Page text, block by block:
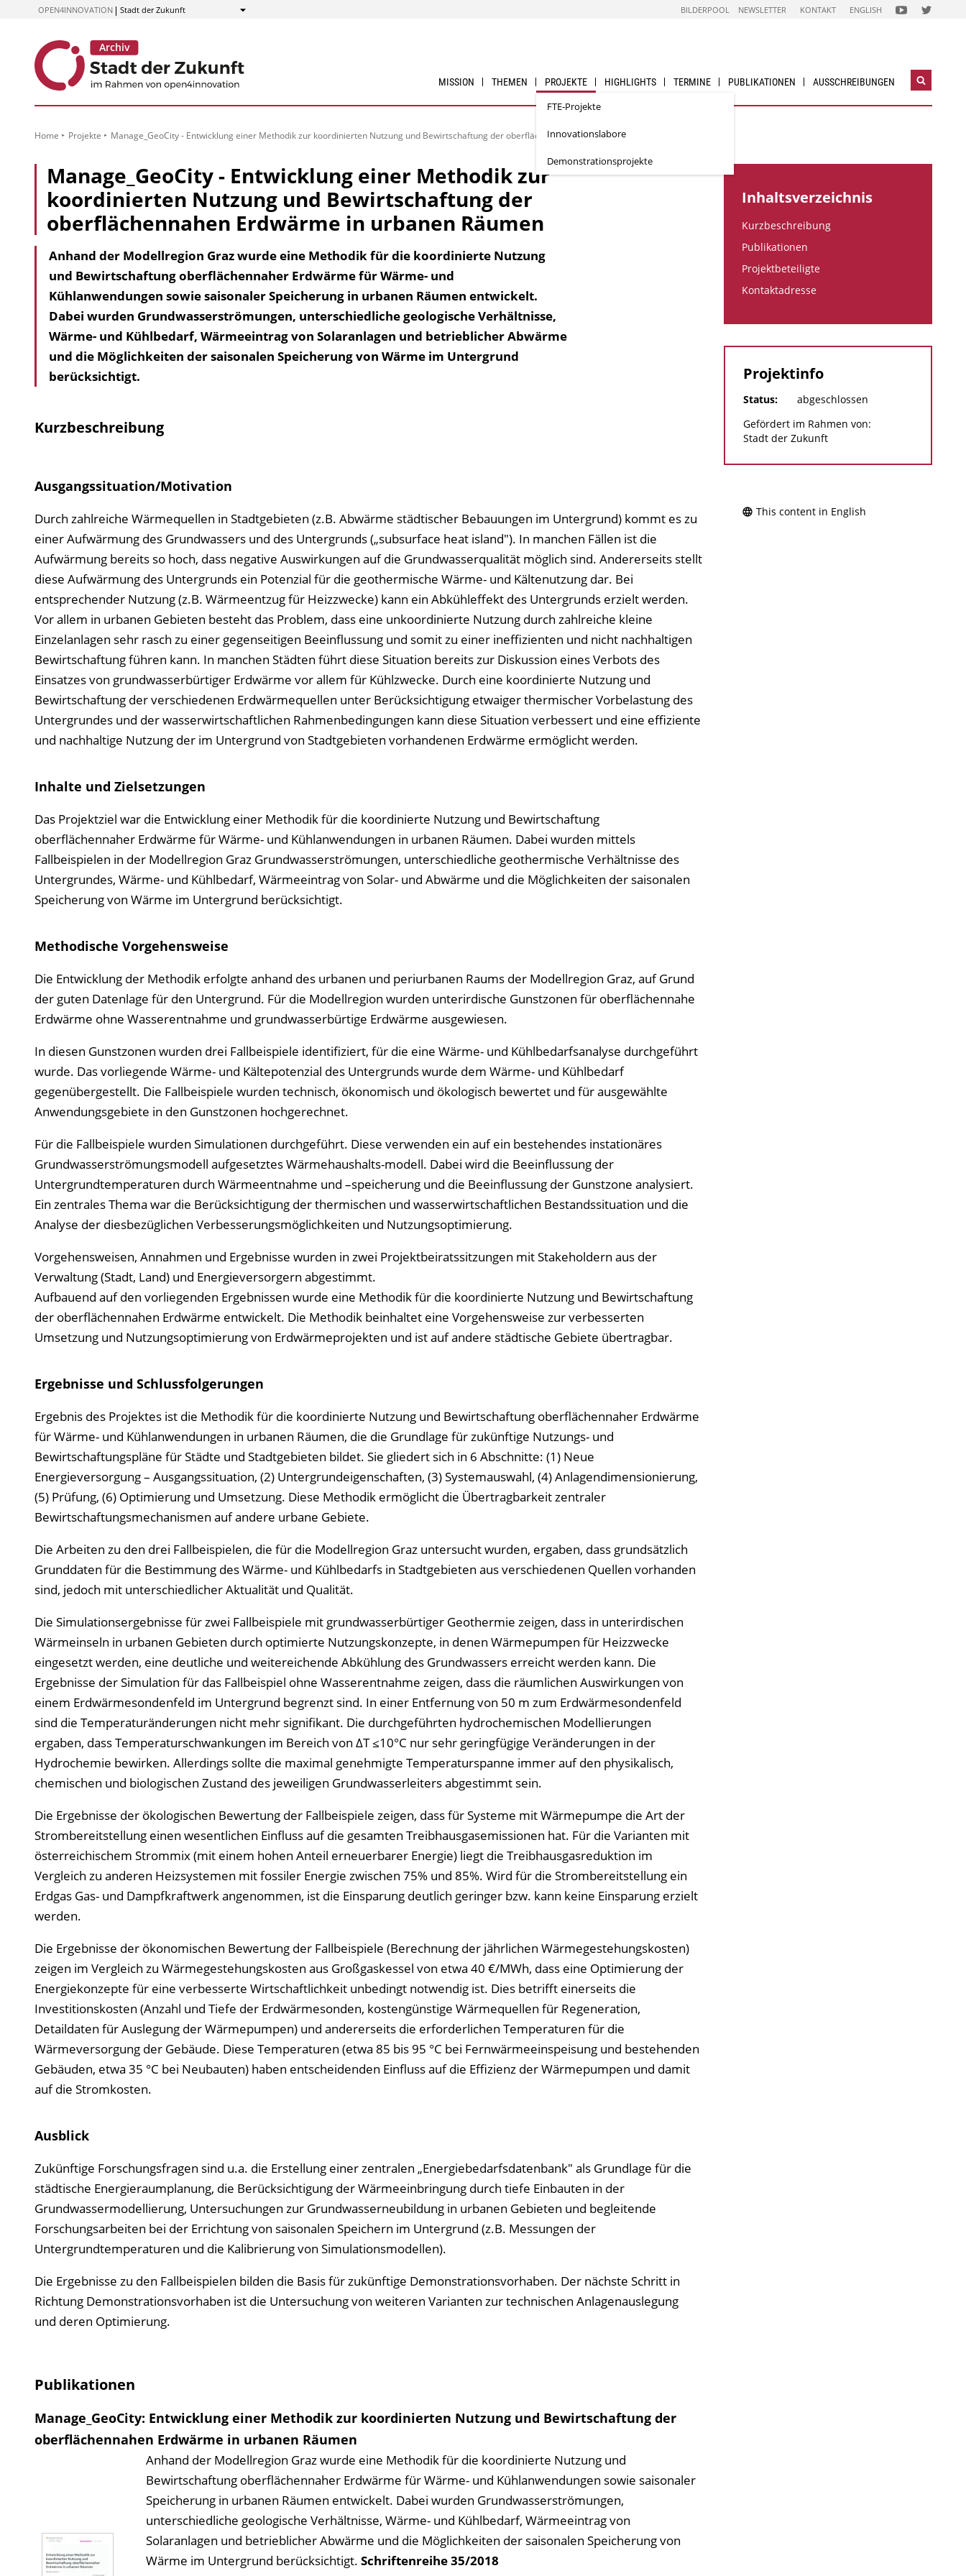
OPEN4INNOVATION Stadt der Zukunft
Anzeigen
BILDERPOOL NEWSLETTER KONTAKT ENGLISH FOLGEN
SIE
FOLGEN
SIE
MISSION THEMEN PROJEKTE
FTE-Projekte
Innovationslabore
Demonstrationsprojekte
HIGHLIGHTS TERMINE PUBLIKATIONEN AUSSCHREIBUNGEN
Home Projekte Manage_GeoCity - Entwicklung einer Methodik zur koordinierten Nutzung und Bewirtschaftung der oberflächennahen Erdwärme in urbanen Räumen
Manage_GeoCity - Entwicklung einer Methodik zur
koordinierten Nutzung und Bewirtschaftung der
oberflächennahen Erdwärme in urbanen Räumen
Anhand der Modellregion Graz wurde eine Methodik für die koordinierte Nutzung
und Bewirtschaftung oberflächennaher Erdwärme für Wärme- und
Kühlanwendungen sowie saisonaler Speicherung in urbanen Räumen entwickelt.
Dabei wurden Grundwasserströmungen, unterschiedliche geologische Verhältnisse,
Wärme- und Kühlbedarf, Wärmeeintrag von Solaranlagen und betrieblicher Abwärme
und die Möglichkeiten der saisonalen Speicherung von Wärme im Untergrund
berücksichtigt.
Kurzbeschreibung
Ausgangssituation/Motivation
Durch zahlreiche Wärmequellen in Stadtgebieten (z.B. Abwärme städtischer Bebauungen im Untergrund) kommt es zu
einer Aufwärmung des Grundwassers und des Untergrunds („subsurface heat island"). In manchen Fällen ist die
Aufwärmung bereits so hoch, dass negative Auswirkungen auf die Grundwasserqualität möglich sind. Andererseits stellt
diese Aufwärmung des Untergrunds ein Potenzial für die geothermische Wärme- und Kältenutzung dar. Bei
entsprechender Nutzung (z.B. Wärmeentzug für Heizzwecke) kann ein Abkühleffekt des Untergrunds erzielt werden.
Vor allem in urbanen Gebieten besteht das Problem, dass eine unkoordinierte Nutzung durch zahlreiche kleine
Einzelanlagen sehr rasch zu einer gegenseitigen Beeinflussung und somit zu einer ineffizienten und nicht nachhaltigen
Bewirtschaftung führen kann. In manchen Städten führt diese Situation bereits zur Diskussion eines Verbots des
Einsatzes von grundwasserbürtiger Erdwärme vor allem für Kühlzwecke. Durch eine koordinierte Nutzung und
Bewirtschaftung der verschiedenen Erdwärmequellen unter Berücksichtigung etwaiger thermischer Vorbelastung des
Untergrundes und der wasserwirtschaftlichen Rahmenbedingungen kann diese Situation verbessert und eine effiziente
und nachhaltige Nutzung der im Untergrund von Stadtgebieten vorhandenen Erdwärme ermöglicht werden.
Inhalte und Zielsetzungen
Das Projektziel war die Entwicklung einer Methodik für die koordinierte Nutzung und Bewirtschaftung
oberflächennaher Erdwärme für Wärme- und Kühlanwendungen in urbanen Räumen. Dabei wurden mittels
Fallbeispielen in der Modellregion Graz Grundwasserströmungen, unterschiedliche geothermische Verhältnisse des
Untergrundes, Wärme- und Kühlbedarf, Wärmeeintrag von Solar- und Abwärme und die Möglichkeiten der saisonalen
Speicherung von Wärme im Untergrund berücksichtigt.
Methodische Vorgehensweise
Die Entwicklung der Methodik erfolgte anhand des urbanen und periurbanen Raums der Modellregion Graz, auf Grund
der guten Datenlage für den Untergrund. Für die Modellregion wurden unterirdische Gunstzonen für oberflächennahe
Erdwärme ohne Wasserentnahme und grundwasserbürtige Erdwärme ausgewiesen.
In diesen Gunstzonen wurden drei Fallbeispiele identifiziert, für die eine Wärme- und Kühlbedarfsanalyse durchgeführt
wurde. Das vorliegende Wärme- und Kältepotenzial des Untergrunds wurde dem Wärme- und Kühlbedarf
gegenübergestellt. Die Fallbeispiele wurden technisch, ökonomisch und ökologisch bewertet und für ausgewählte
Anwendungsgebiete in den Gunstzonen hochgerechnet.
Für die Fallbeispiele wurden Simulationen durchgeführt. Diese verwenden ein auf ein bestehendes instationäres
Grundwasserströmungsmodell aufgesetztes Wärmehaushalts-modell. Dabei wird die Beeinflussung der
Untergrundtemperaturen durch Wärmeentnahme und –speicherung und die Beeinflussung der Gunstzone analysiert.
Ein zentrales Thema war die Berücksichtigung der thermischen und wasserwirtschaftlichen Bestandssituation und die
Analyse der diesbezüglichen Verbesserungsmöglichkeiten und Nutzungsoptimierung.
Vorgehensweisen, Annahmen und Ergebnisse wurden in zwei Projektbeiratssitzungen mit Stakeholdern aus der
Verwaltung (Stadt, Land) und Energieversorgern abgestimmt.
Aufbauend auf den vorliegenden Ergebnissen wurde eine Methodik für die koordinierte Nutzung und Bewirtschaftung
der oberflächennahen Erdwärme entwickelt. Die Methodik beinhaltet eine Vorgehensweise zur verbesserten
Umsetzung und Nutzungsoptimierung von Erdwärmeprojekten und ist auf andere städtische Gebiete übertragbar.
Ergebnisse und Schlussfolgerungen
Ergebnis des Projektes ist die Methodik für die koordinierte Nutzung und Bewirtschaftung oberflächennaher Erdwärme
für Wärme- und Kühlanwendungen in urbanen Räumen, die die Grundlage für zukünftige Nutzungs- und
Bewirtschaftungspläne für Städte und Stadtgebieten bildet. Sie gliedert sich in 6 Abschnitte: (1) Neue
Energieversorgung – Ausgangssituation, (2) Untergrundeigenschaften, (3) Systemauswahl, (4) Anlagendimensionierung,
(5) Prüfung, (6) Optimierung und Umsetzung. Diese Methodik ermöglicht die Übertragbarkeit zentraler
Bewirtschaftungsmechanismen auf andere urbane Gebiete.
Die Arbeiten zu den drei Fallbeispielen, die für die Modellregion Graz untersucht wurden, ergaben, dass grundsätzlich
Grunddaten für die Bestimmung des Wärme- und Kühlbedarfs in Stadtgebieten aus verschiedenen Quellen vorhanden
sind, jedoch mit unterschiedlicher Aktualität und Qualität.
Die Simulationsergebnisse für zwei Fallbeispiele mit grundwasserbürtiger Geothermie zeigen, dass in unterirdischen
Wärmeinseln in urbanen Gebieten durch optimierte Nutzungskonzepte, in denen Wärmepumpen für Heizzwecke
eingesetzt werden, eine deutliche und weitereichende Abkühlung des Grundwassers erreicht werden kann. Die
Ergebnisse der Simulation für das Fallbeispiel ohne Wasserentnahme zeigen, dass die räumlichen Auswirkungen von
einem Erdwärmesondenfeld im Untergrund begrenzt sind. In einer Entfernung von 50 m zum Erdwärmesondenfeld
sind die Temperaturänderungen nicht mehr signifikant. Die durchgeführten hydrochemischen Modellierungen
ergaben, dass Temperaturschwankungen im Bereich von ΔT ≤10°C nur sehr geringfügige Veränderungen in der
Hydrochemie bewirken. Allerdings sollte die maximal genehmigte Temperaturspanne immer auf den physikalisch,
chemischen und biologischen Zustand des jeweiligen Grundwasserleiters abgestimmt sein.
Die Ergebnisse der ökologischen Bewertung der Fallbeispiele zeigen, dass für Systeme mit Wärmepumpe die Art der
Strombereitstellung einen wesentlichen Einfluss auf die gesamten Treibhausgasemissionen hat. Für die Varianten mit
österreichischem Strommix (mit einem hohen Anteil erneuerbarer Energie) liegt die Treibhausgasreduktion im
Vergleich zu anderen Heizsystemen mit fossiler Energie zwischen 75% und 85%. Wird für die Strombereitstellung ein
Erdgas Gas- und Dampfkraftwerk angenommen, ist die Einsparung deutlich geringer bzw. kann keine Einsparung erzielt
werden.
Die Ergebnisse der ökonomischen Bewertung der Fallbeispiele (Berechnung der jährlichen Wärmegestehungskosten)
zeigen im Vergleich zu Wärmegestehungskosten aus Großgaskessel von etwa 40 €/MWh, dass eine Optimierung der
Energiekonzepte für eine verbesserte Wirtschaftlichkeit unbedingt notwendig ist. Dies betrifft einerseits die
Investitionskosten (Anzahl und Tiefe der Erdwärmesonden, kostengünstige Wärmequellen für Regeneration,
Detaildaten für Auslegung der Wärmepumpen) und andererseits die erforderlichen Temperaturen für die
Wärmeversorgung der Gebäude. Diese Temperaturen (etwa 85 bis 95 °C bei Fernwärmeeinspeisung und bestehenden
Gebäuden, etwa 35 °C bei Neubauten) haben entscheidenden Einfluss auf die Effizienz der Wärmepumpen und damit
auf die Stromkosten.
Ausblick
Zukünftige Forschungsfragen sind u.a. die Erstellung einer zentralen „Energiebedarfsdatenbank" als Grundlage für die
städtische Energieraumplanung, die Berücksichtigung der Wärmeeinbringung durch tiefe Einbauten in der
Grundwassermodellierung, Untersuchungen zur Grundwasserneubildung in urbanen Gebieten und begleitende
Forschungsarbeiten bei der Errichtung von saisonalen Speichern im Untergrund (z.B. Messungen der
Untergrundtemperaturen und die Kalibrierung von Simulationsmodellen).
Die Ergebnisse zu den Fallbeispielen bilden die Basis für zukünftige Demonstrationsvorhaben. Der nächste Schritt in
Richtung Demonstrationsvorhaben ist die Untersuchung von weiteren Varianten zur technischen Anlagenauslegung
und deren Optimierung.
Publikationen
Manage_GeoCity: Entwicklung einer Methodik zur koordinierten Nutzung und Bewirtschaftung der
oberflächennahen Erdwärme in urbanen Räumen
Anhand der Modellregion Graz wurde eine Methodik für die koordinierte Nutzung und
Bewirtschaftung oberflächennaher Erdwärme für Wärme- und Kühlanwendungen sowie saisonaler
Speicherung in urbanen Räumen entwickelt. Dabei wurden Grundwasserströmungen,
unterschiedliche geologische Verhältnisse, Wärme- und Kühlbedarf, Wärmeeintrag von
Solaranlagen und betrieblicher Abwärme und die Möglichkeiten der saisonalen Speicherung von
Wärme im Untergrund berücksichtigt. Schriftenreihe35/2018
Inhaltsverzeichnis
Kurzbeschreibung
Publikationen
Projektbeteiligte
Kontaktadresse
Projektinfo
Status:
abgeschlossen
Gefördert im Rahmen von:
Stadt der Zukunft
This content in English